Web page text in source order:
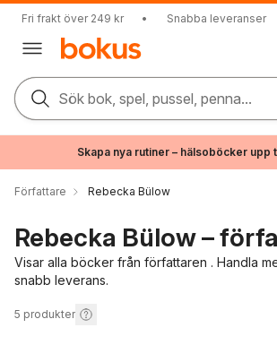
Fri frakt över 249 kr • Snabba leveranser
Sök bok, spel, pussel, penna...
Skapa nya rutiner – hälsoböcker upp
Författare Rebecka Bülow
Rebecka Bülow –
Visar alla böcker från författaren . Handla
snabb leverans.
5 produkter